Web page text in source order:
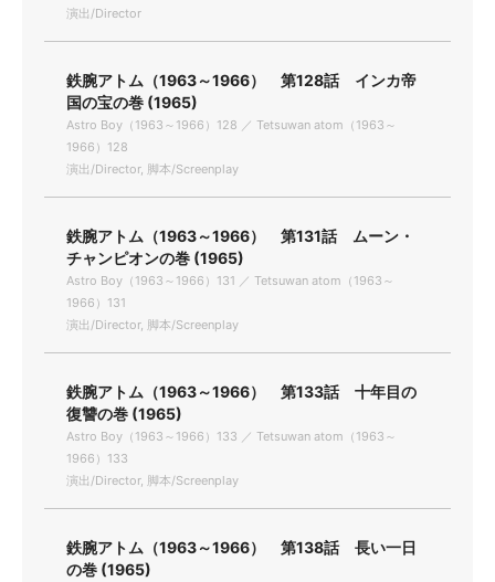
演出/Director
鉄腕アトム（1963～1966） 第128話 インカ帝
国の宝の巻 (1965)
Astro Boy（1963～1966）128 ／ Tetsuwan atom（1963～
1966）128
演出/Director, 脚本/Screenplay
鉄腕アトム（1963～1966） 第131話 ムーン・
チャンピオンの巻 (1965)
Astro Boy（1963～1966）131 ／ Tetsuwan atom（1963～
1966）131
演出/Director, 脚本/Screenplay
鉄腕アトム（1963～1966） 第133話 十年目の
復讐の巻 (1965)
Astro Boy（1963～1966）133 ／ Tetsuwan atom（1963～
1966）133
演出/Director, 脚本/Screenplay
鉄腕アトム（1963～1966） 第138話 長い一日
の巻 (1965)